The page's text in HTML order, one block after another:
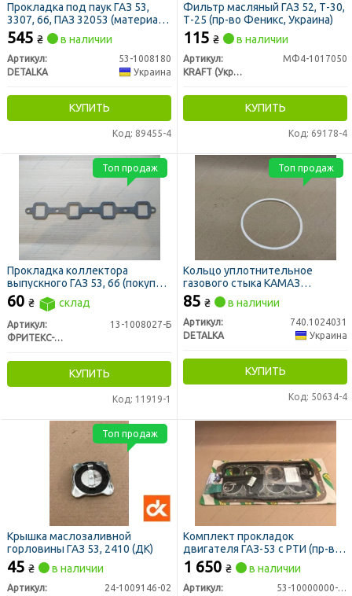
Прокладка под паук ГАЗ 53,
3307, 66, ПАЗ 32053 (материал
NBR, синяя, к-кт 3
наименования)
545 ₴ в наличии
Артикул:
53-1008180
DETALKA
Украина
КУПИТЬ
Код: 89455-4
Фильтр масляный ГАЗ 52, Т-30,
Т-25 (пр-во Феникс, Украина)
115 ₴ в наличии
Артикул:
МФ4-1017050
KRAFT (Украина)
КУПИТЬ
Код: 69178-4
Прокладка коллектора
выпускного ГАЗ 53, 66 (покупн.
ГАЗ)
60 ₴ склад
Артикул:
13-1008027-Б
ФРИТЕКС-ПОВОЛЖЬЕ ЗАО
КУПИТЬ
Код: 11919-1
Топ продаж
Кольцо уплотнительное
газового стыка КАМАЗ
фторопластовое (DETALKA)
85 ₴ в наличии
Артикул:
740.1024031
DETALKA
Украина
КУПИТЬ
Код: 50634-4
Топ продаж
Крышка маслозаливной
горловины ГАЗ 53, 2410 (ДК)
45 ₴ в наличии
Артикул:
24-1009146-02
Топ продаж
Комплект прокладок
двигателя ГАЗ-53 с РТИ (пр-во
Рось-Резина)
1 650 ₴ в наличии
Артикул:
53-10000000-99